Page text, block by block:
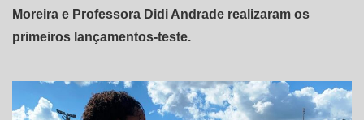
Moreira e Professora Didi Andrade realizaram os
primeiros lançamentos-teste.